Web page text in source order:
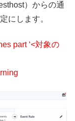
）からの通
にします。
part ‘<対象の